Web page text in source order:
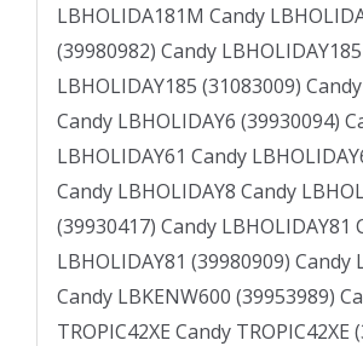
LBHOLIDA181M Candy
(39980982) Candy
LBHOLIDAY185 (31083009)
Candy LBHOLIDAY6 (39930094)
LBHOLIDAY61 Candy
Candy LBHOLIDAY8 Candy
(39930417) Candy LBHOLIDAY81
LBHOLIDAY81 (39980909) Candy
Candy LBKENW600 (39953989)
TROPIC42XE Candy TROPIC42XE